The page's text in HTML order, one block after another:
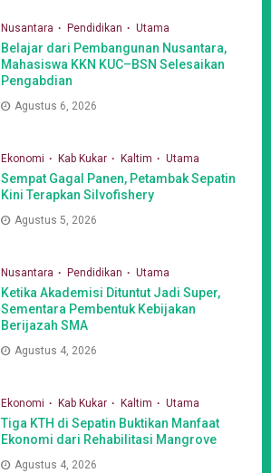
Nusantara Pendidikan Utama
Belajar dari Pembangunan Nusantara,
Mahasiswa KKN KUC–BSN Selesaikan
Pengabdian
Agustus 6, 2026
Ekonomi Kab Kukar Kaltim Utama
Sempat Gagal Panen, Petambak Sepatin
Kini Terapkan Silvofishery
Agustus 5, 2026
Nusantara Pendidikan Utama
Ketika Akademisi Dituntut Jadi Super,
Sementara Pembentuk Kebijakan
Berijazah SMA
Agustus 4, 2026
Ekonomi Kab Kukar Kaltim Utama
Tiga KTH di Sepatin Buktikan Manfaat
Ekonomi dari Rehabilitasi Mangrove
Agustus 4, 2026